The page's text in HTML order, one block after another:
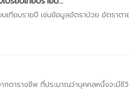
ทียบรายปี เช่นข้อมูลอัตราป่วย อัตราตา
ตารางชีพ ที่ประมาณว่าบุคคลหนึ่งจะมีชี